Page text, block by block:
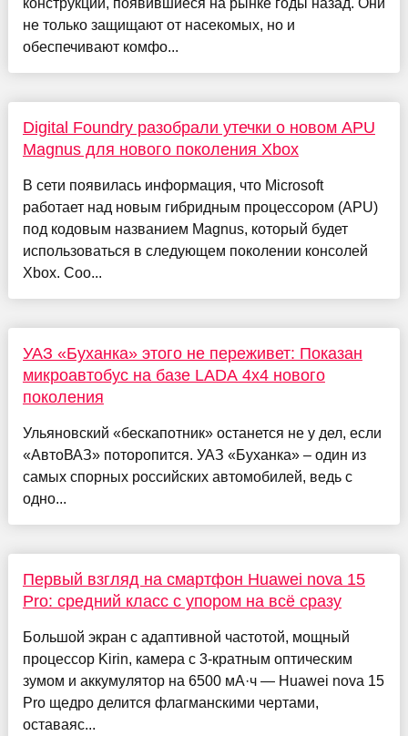
конструкции, появившиеся на рынке годы назад. Они
не только защищают от насекомых, но и
обеспечивают комфо...
Digital Foundry разобрали утечки о новом APU
Magnus для нового поколения Xbox
В сети появилась информация, что Microsoft
работает над новым гибридным процессором (APU)
под кодовым названием Magnus, который будет
использоваться в следующем поколении консолей
Xbox. Соо...
УАЗ «Буханка» этого не переживет: Показан
микроавтобус на базе LADA 4x4 нового
поколения
Ульяновский «бескапотник» останется не у дел, если
«АвтоВАЗ» поторопится. УАЗ «Буханка» – один из
самых спорных российских автомобилей, ведь с
одно...
Первый взгляд на смартфон Huawei nova 15
Pro: средний класс с упором на всё сразу
Большой экран с адаптивной частотой, мощный
процессор Kirin, камера с 3‑кратным оптическим
зумом и аккумулятор на 6500 мА·ч — Huawei nova 15
Pro щедро делится флагманскими чертами,
оставаяс...